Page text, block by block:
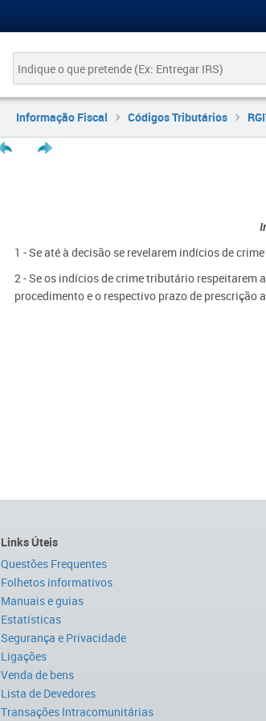
Informação Fiscal Códigos Tributários
1 - Se até à decisão se revelarem indícios de
2 - Se os indícios de crime tributário respeitarem
procedimento e o respectivo prazo de prescrição
Links Úteis
Questões Frequentes
Folhetos informativos
Manuais e guias
Estatísticas
Segurança e Privacidade
Ligações
Venda de bens
Lista de Devedores
Transações Intracomunitárias